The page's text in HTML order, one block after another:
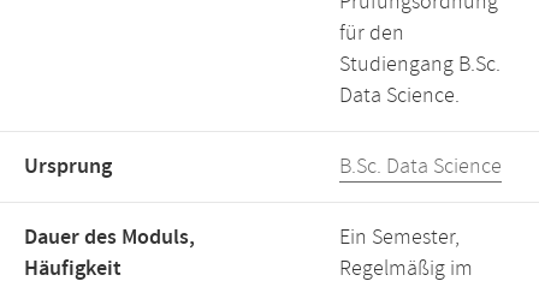
für den
Studiengang B.Sc.
Data Science.
Ursprung B.Sc. Data Science
Dauer des Moduls,
Häufigkeit
Ein Semester,
Regelmäßig im